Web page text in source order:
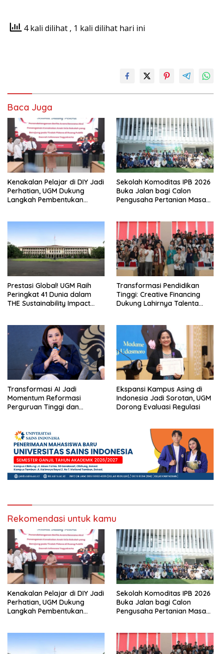
4 kali dilihat , 1 kali dilihat hari ini
Baca Juga
Kenakalan Pelajar di DIY Jadi
Perhatian, UGM Dukung
Langkah Pembentukan
Sekolah Komoditas IPB 2026
Buka Jalan bagi Calon
Pengusaha Pertanian Masa
Prestasi Global! UGM Raih
Peringkat 41 Dunia dalam
THE Sustainability Impact
Transformasi Pendidikan
Tinggi: Creative Financing
Dukung Lahirnya Talenta
Transformasi AI Jadi
Momentum Reformasi
Perguruan Tinggi dan
Ekspansi Kampus Asing di
Indonesia Jadi Sorotan, UGM
Dorong Evaluasi Regulasi
Rekomendasi untuk kamu
Kenakalan Pelajar di DIY Jadi
Perhatian, UGM Dukung
Langkah Pembentukan
Sekolah Komoditas IPB 2026
Buka Jalan bagi Calon
Pengusaha Pertanian Masa